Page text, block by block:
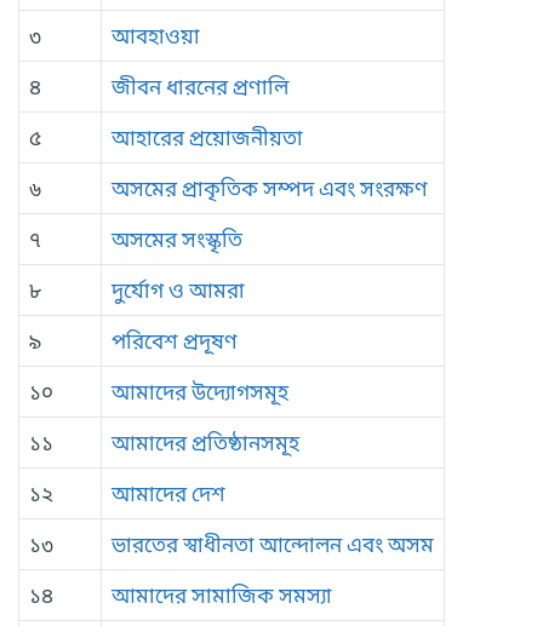
৩
আবহাওয়া
৪
জীবন ধারনের প্রণালি
৫
আহারের প্রয়োজনীয়তা
৬
অসমের প্রাকৃতিক সম্পদ এবং সংরক্ষণ
৭
অসমের সংস্কৃতি
৮
দুর্যোগ ও আমরা
৯
পরিবেশ প্রদূষণ
১০
আমাদের উদ্যোগসমূহ
১১
আমাদের প্রতিষ্ঠানসমূহ
১২
আমাদের দেশ
১৩
ভারতের স্বাধীনতা আন্দোলন এবং অসম
১৪
আমাদের সামাজিক সমস্যা